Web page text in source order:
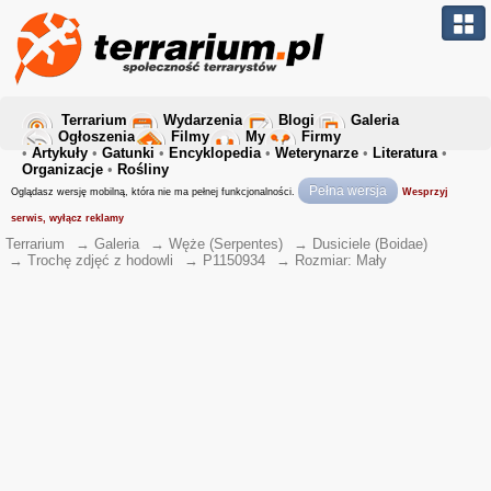
Terrarium Wydarzenia Blogi
Galeria
Ogłoszenia
Filmy My
Firmy
• Artykuły • Gatunki • Encyklopedia• Weterynarze • Literatura•
Organizacje • Rośliny
Oglądasz wersję mobilną, która nie ma pełnej funkcjonalności. Pełna wersja Wesprzyj
serwis, wyłącz reklamy
Terrarium → Galeria → Węże (Serpentes) → Dusiciele (Boidae)
→ Trochę zdjęć z hodowli → P1150934 → Rozmiar: Mały